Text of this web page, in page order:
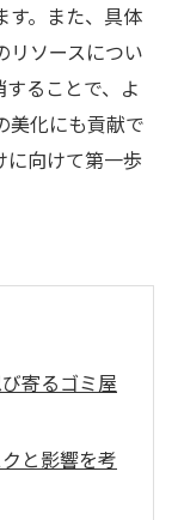
す。また、具体
リソースについ
ることで、よ
美化にも貢献で
に向けて第一歩
寄るゴミ屋
と影響を考